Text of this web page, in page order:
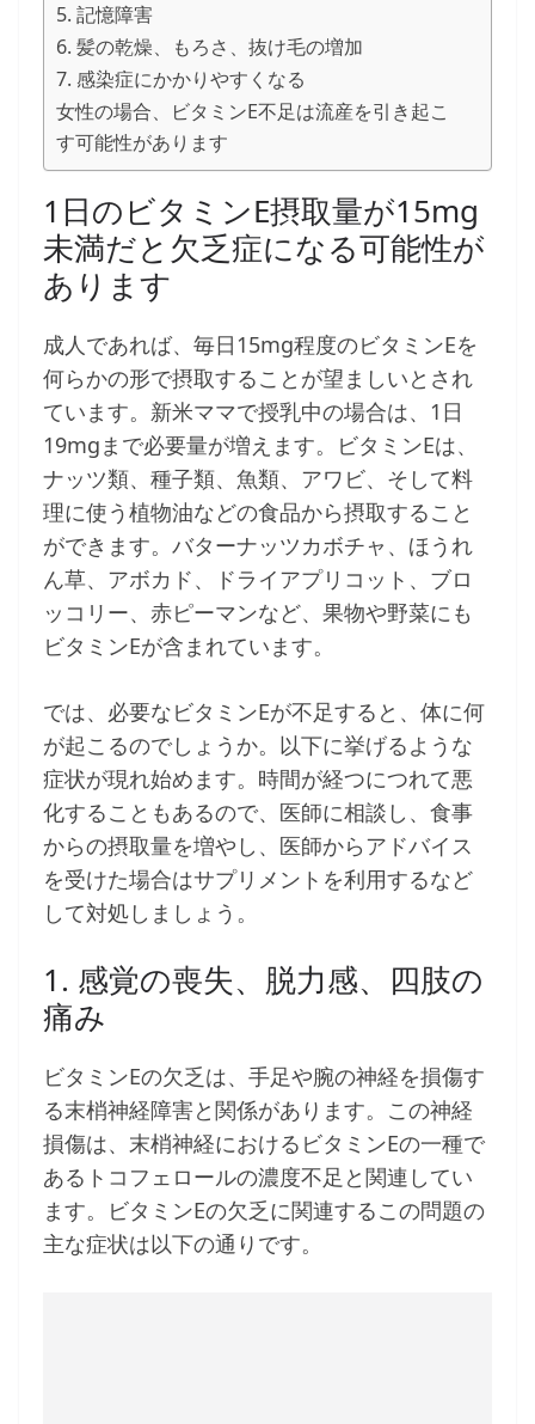
5. 記憶障害
6. 髪の乾燥、もろさ、抜け毛の増加
7. 感染症にかかりやすくなる
女性の場合、ビタミンE不足は流産を引き起こ
す可能性があります
1日のビタミンE摂取量が15mg
未満だと欠乏症になる可能性が
あります
成人であれば、毎日15mg程度のビタミンEを
何らかの形で摂取することが望ましいとされ
ています。新米ママで授乳中の場合は、1日
19mgまで必要量が増えます。ビタミンEは、
ナッツ類、種子類、魚類、アワビ、そして料
理に使う植物油などの食品から摂取すること
ができます。バターナッツカボチャ、ほうれ
ん草、アボカド、ドライアプリコット、ブロ
ッコリー、赤ピーマンなど、果物や野菜にも
ビタミンEが含まれています。
では、必要なビタミンEが不足すると、体に何
が起こるのでしょうか。以下に挙げるような
症状が現れ始めます。時間が経つにつれて悪
化することもあるので、医師に相談し、食事
からの摂取量を増やし、医師からアドバイス
を受けた場合はサプリメントを利用するなど
して対処しましょう。
1. 感覚の喪失、脱力感、四肢の
痛み
ビタミンEの欠乏は、手足や腕の神経を損傷す
る末梢神経障害と関係があります。この神経
損傷は、末梢神経におけるビタミンEの一種で
あるトコフェロールの濃度不足と関連してい
ます。ビタミンEの欠乏に関連するこの問題の
主な症状は以下の通りです。